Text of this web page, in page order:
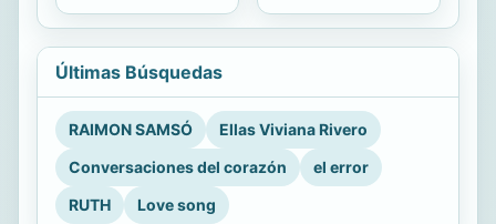
Últimas Búsquedas
RAIMON SAMSÓ
Ellas Viviana Rivero
Conversaciones del corazón
el error
RUTH
Love song